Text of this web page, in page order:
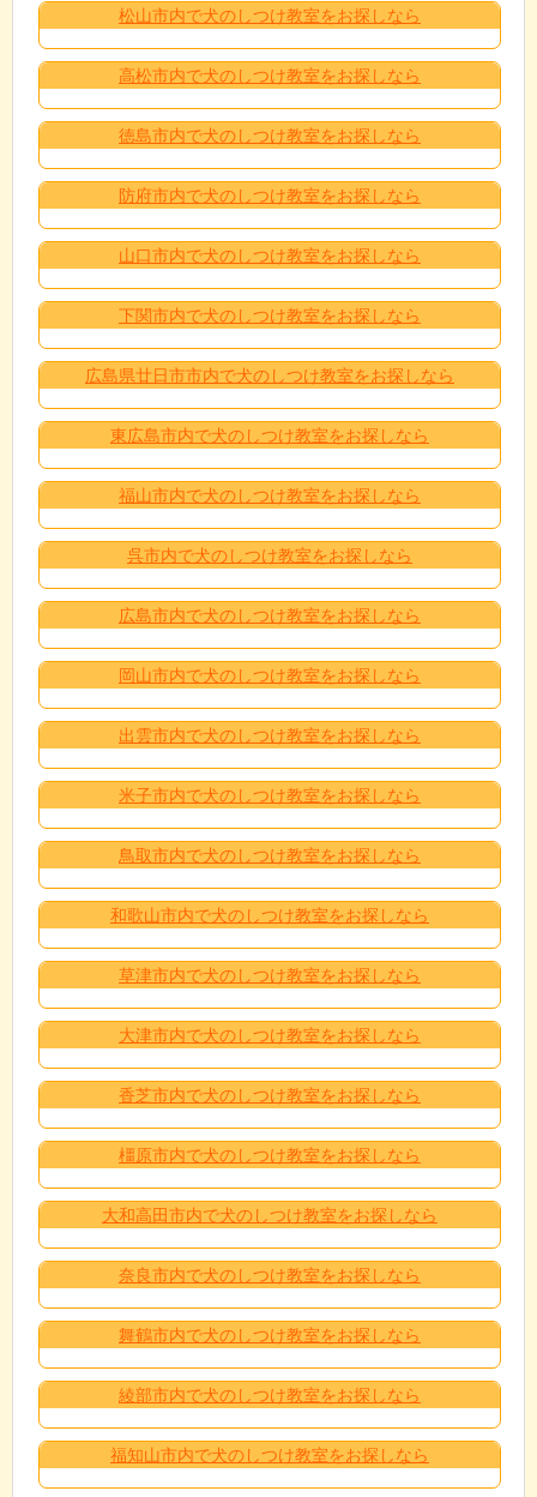
松山市内で犬のしつけ教室をお探しなら
高松市内で犬のしつけ教室をお探しなら
徳島市内で犬のしつけ教室をお探しなら
防府市内で犬のしつけ教室をお探しなら
山口市内で犬のしつけ教室をお探しなら
下関市内で犬のしつけ教室をお探しなら
広島県廿日市市内で犬のしつけ教室をお探しなら
東広島市内で犬のしつけ教室をお探しなら
福山市内で犬のしつけ教室をお探しなら
呉市内で犬のしつけ教室をお探しなら
広島市内で犬のしつけ教室をお探しなら
岡山市内で犬のしつけ教室をお探しなら
出雲市内で犬のしつけ教室をお探しなら
米子市内で犬のしつけ教室をお探しなら
鳥取市内で犬のしつけ教室をお探しなら
和歌山市内で犬のしつけ教室をお探しなら
草津市内で犬のしつけ教室をお探しなら
大津市内で犬のしつけ教室をお探しなら
香芝市内で犬のしつけ教室をお探しなら
橿原市内で犬のしつけ教室をお探しなら
大和高田市内で犬のしつけ教室をお探しなら
奈良市内で犬のしつけ教室をお探しなら
舞鶴市内で犬のしつけ教室をお探しなら
綾部市内で犬のしつけ教室をお探しなら
福知山市内で犬のしつけ教室をお探しなら